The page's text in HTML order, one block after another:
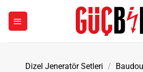
Dizel Jeneratör Setleri /